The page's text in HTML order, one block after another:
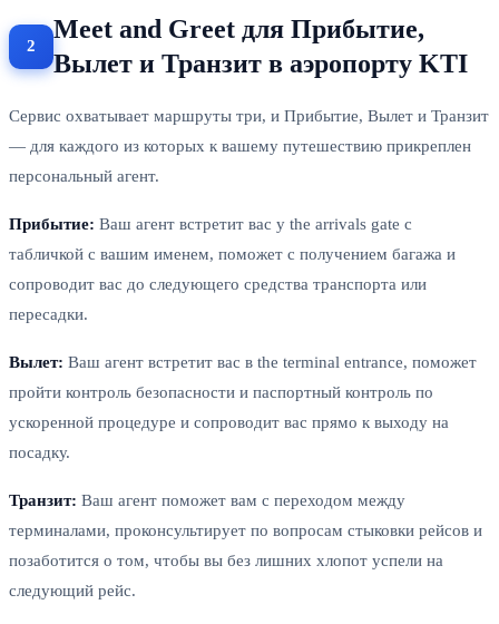
Meet and Greet для Прибытие,
Вылет и Транзит в аэропорту KTI
Сервис охватывает маршруты три, и Прибытие, Вылет и Транзит
— для каждого из которых к вашему путешествию прикреплен
персональный агент.
Прибытие: Ваш агент встретит вас у the arrivals gate с
табличкой с вашим именем, поможет с получением багажа и
сопроводит вас до следующего средства транспорта или
пересадки.
Вылет: Ваш агент встретит вас в the terminal entrance, поможет
пройти контроль безопасности и паспортный контроль по
ускоренной процедуре и сопроводит вас прямо к выходу на
посадку.
Транзит: Ваш агент поможет вам с переходом между
терминалами, проконсультирует по вопросам стыковки рейсов и
позаботится о том, чтобы вы без лишних хлопот успели на
следующий рейс.